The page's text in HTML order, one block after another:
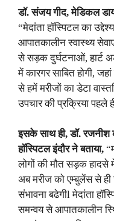
डॉ. संजय गीद, मेडिकल
“मेदांता हॉस्पिटल का
आपातकालीन स्वास्थ्य
से सड़क दुर्घटनाओं, हार्ट
में कारगर साबित होगी,
से हमें मरीजों का डेटा
उपचार की प्रक्रिया
इसके साथ ही, डॉ. रजनीश
हॉस्पिटल इंदौर ने बताया,
लोगों की मौत सड़क हादसे
अब मरीज को एम्बुलेंस से
संभावना बढेगीl मेदांता
समन्वय से आपातकालीन